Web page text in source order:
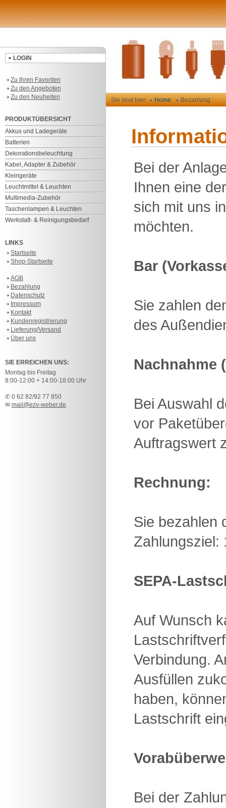
LOGIN
Zu Ihren Favoriten
Zu den Angeboten
Zu den Neuheiten
PRODUKTÜBERSICHT
Akkus und Ladegeräte
Batterien
Dekorationsbeleuchtung
Kabel, Adapter & Zubehör
Kleingeräte
Leuchtmittel & Leuchten
Multimedia-Zubehör
Taschenlampen & Leuchten
Werkstatt- & Reinigungsbedarf
LINKS
Startseite
Shop-Startseite
AGB
Bezahlung
Datenschutz
Impressum
Kontakt
Kundenregistrierung
Lieferung/Versand
Über uns
SIE ERREICHEN UNS:
Montag bis Freitag
8:00-12:00 + 14:00-18:00 Uhr
✆ 0 62 82/92 77 850
✉ mail@ezv-weber.de
Sie sind hier: Home Bezahlung
Bei der
Ihnen eine
sich mit uns
möchten.
Bar
Sie zahlen
des
Nachnahme
Bei Auswahl
vor
Auftragswert
Rechnung:
Sie bezahlen
Zahlungsziel:
SEPA-
Auf Wunsch
Verbindung.
Ausfüllen
haben,
Lastschrift
Bei der